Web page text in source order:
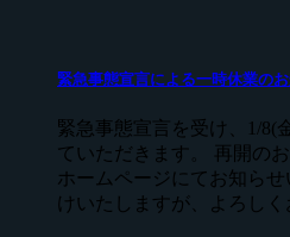
緊急事態宣言による一時休業の
緊急事態宣言を受け、1/8(
ていただきます。 再開の
ホームページにてお知ら
けいたしますが、よろしく